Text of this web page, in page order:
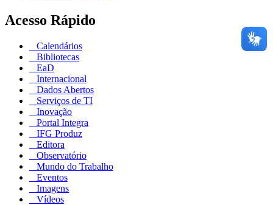
Acesso Rápido
Calendários
Bibliotecas
EaD
Internacional
Dados Abertos
Serviços de TI
Inovação
Portal Integra
IFG Produz
Editora
Observatório
Mundo do Trabalho
Eventos
Imagens
Vídeos